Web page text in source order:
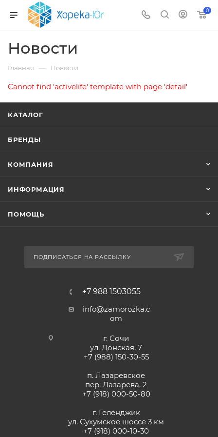
0
Новости
Главная — Новости
Cannot find 'activelife' template with page 'detail'
КАТАЛОГ
БРЕНДЫ
КОМПАНИЯ
ИНФОРМАЦИЯ
ПОМОЩЬ
ПОДПИСАТЬСЯ НА РАССЫЛКУ
+7 988 1503055
info@zamorozka.c
om
г. Сочи
ул. Донская, 7
+7 (988) 150-30-55
п. Лазаревское
пер. Лазарева, 2
+7 (918) 000-50-80
г. Геленджик
ул. Сухумское шоссе 3 км
+7 (918) 000-10-30